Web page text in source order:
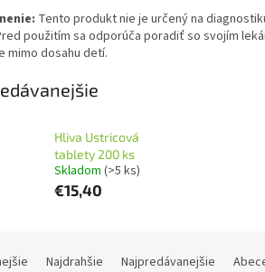
Tento produkt nie je určený na
použitím sa odporúča poradiť so svojím
mimo dosahu detí.
Hliva Ustricová
tablety 200 ks
Skladom (>5 ks)
€15,40
Najdrahšie Najpredávanejšie